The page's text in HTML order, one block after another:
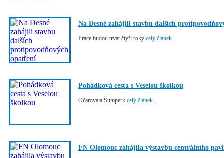
Na Desné zahájili stavbu dalších
Práce budou trvat čtyři roky celý článek
Pohádková cesta s Veselou školkou
Očarovala Šumperk celý článek
FN Olomouc zahájila výstavbu centrálního